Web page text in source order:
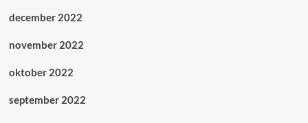
december 2022
november 2022
oktober 2022
september 2022